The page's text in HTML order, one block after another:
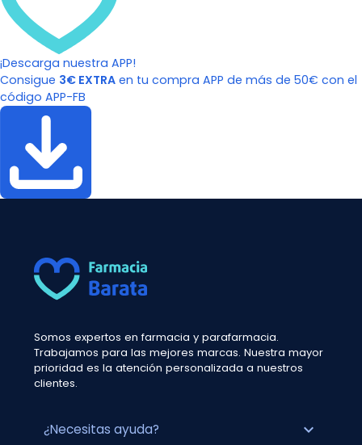
¡Descarga nuestra APP!
Consigue 3€ EXTRA en tu compra APP de más de 50€ con el
código APP-FB
Somos expertos en farmacia y parafarmacia.
Trabajamos para las mejores marcas. Nuestra mayor
prioridad es la atención personalizada a nuestros
clientes.
¿Necesitas ayuda? expand_more